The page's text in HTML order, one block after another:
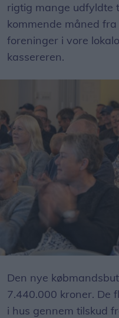
rigtig mange udfyldte
kommende måned
foreninger i vore
kassereren.
Den nye
7.440.000 kroner. De
i hus gennem tilskud